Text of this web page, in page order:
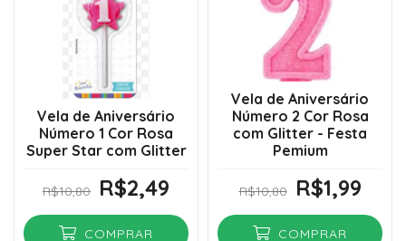
Vela de Aniversário
Número 1 Cor Rosa
Super Star com Glitter
R$10,80 R$2,49
COMPRAR
Vela de Aniversário
Número 2 Cor Rosa
com Glitter - Festa
Pemium
R$10,80 R$1,99
COMPRAR